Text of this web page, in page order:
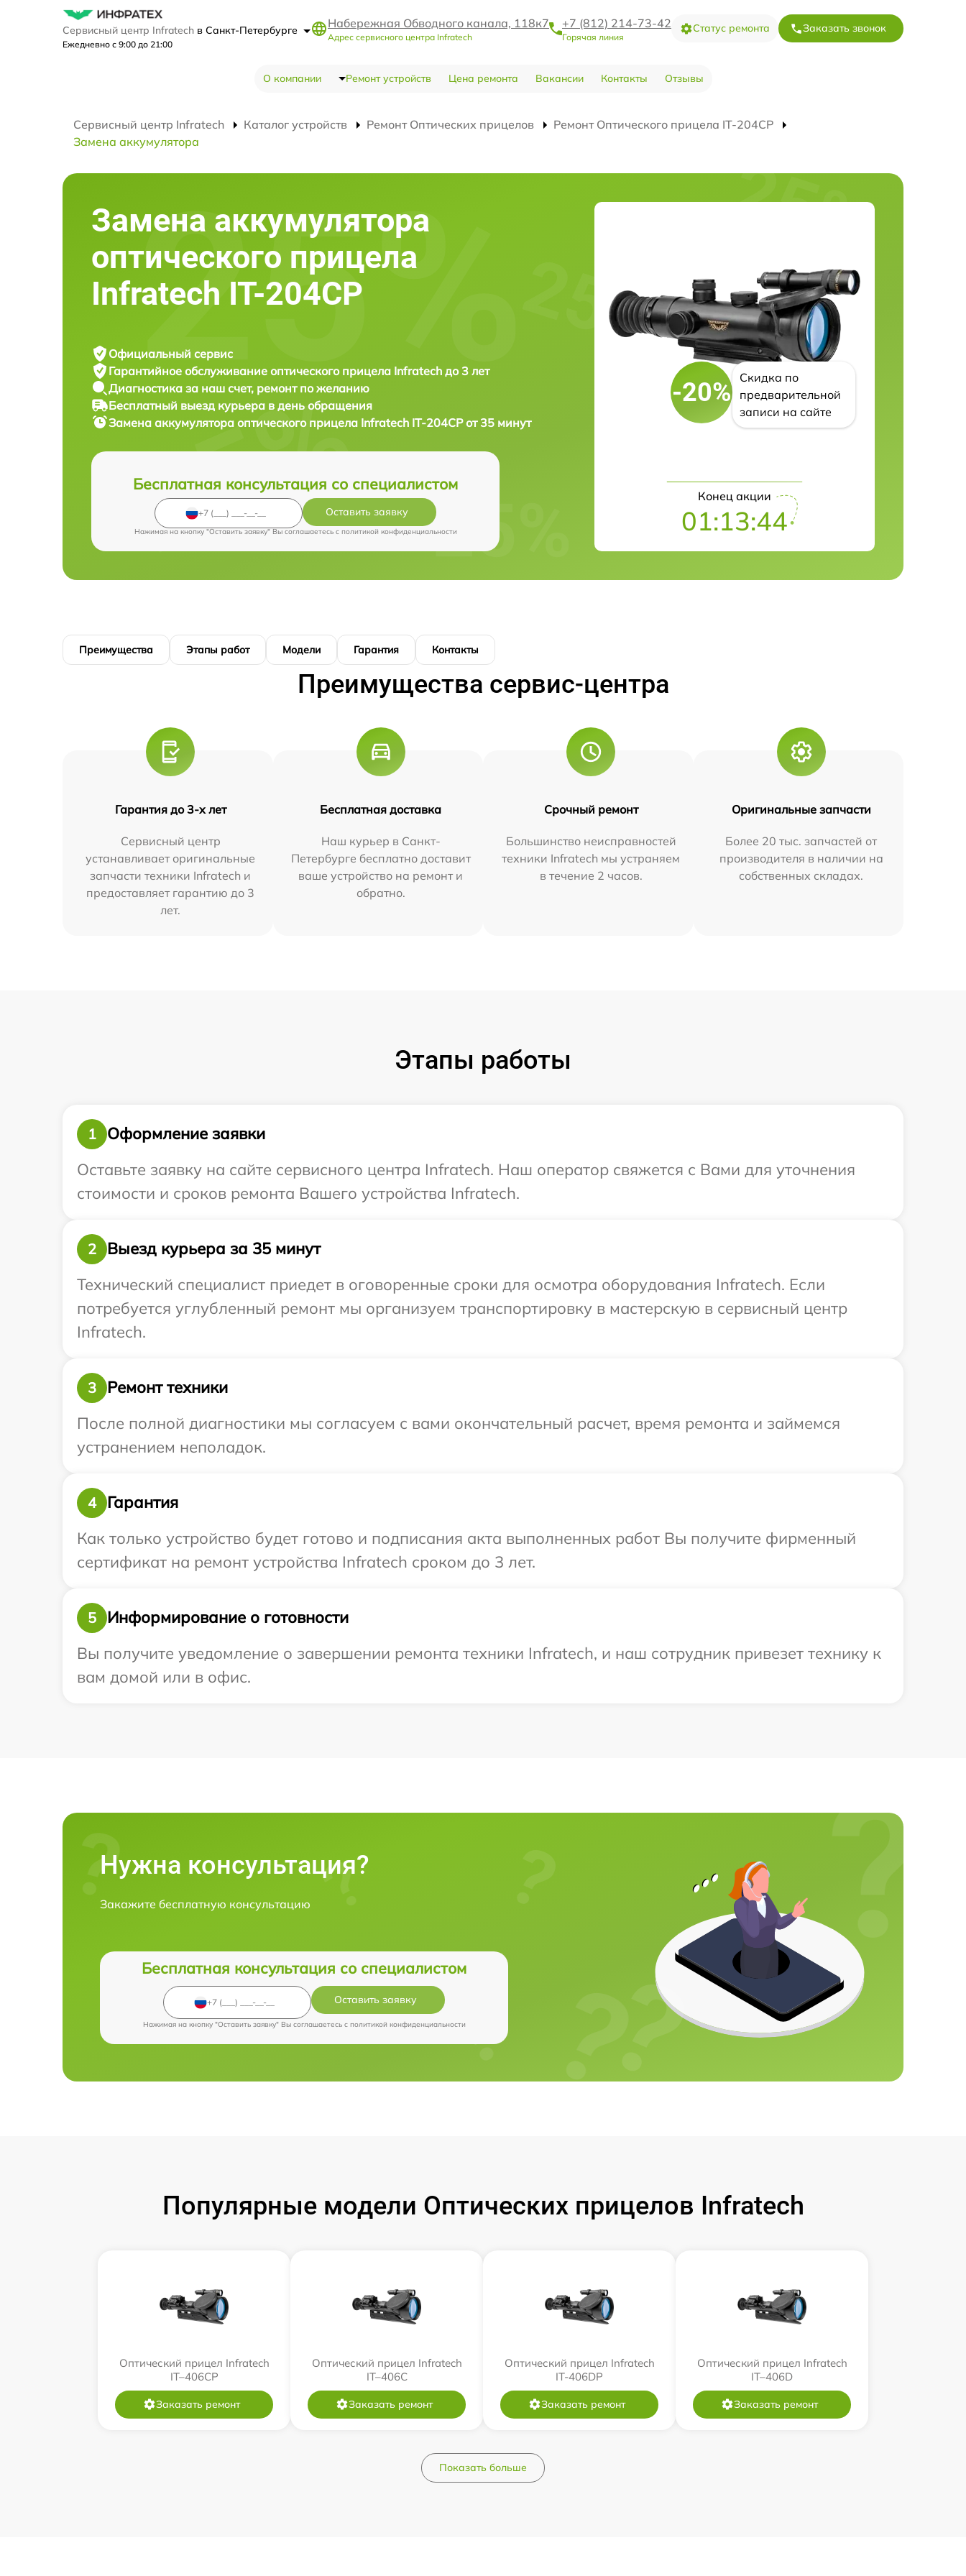
Сервисный центр Infratech в Санкт-Петербурге
Ежедневно с 9:00 до 21:00
Набережная Обводного канала, 118к7
Адрес сервисного центра Infratech
+7 (812) 214-73-42
Горячая линия
Статус ремонта Заказать звонок
О компании Ремонт устройств Цена ремонта Вакансии Контакты Отзывы
Сервисный центр Infratech Каталог устройств Ремонт Оптических прицелов
Ремонт Оптического прицела IT-204CP
Замена аккумулятора
Замена аккумулятора
оптического прицела
Infratech IT-204CP
Официальный сервис
Гарантийное обслуживание оптического прицела Infratech до 3 лет
Диагностика за наш счет, ремонт по желанию
Бесплатный выезд курьера в день обращения
Замена аккумулятора оптического прицела Infratech IT-204CP от 35 минут
Бесплатная консультация со специалистом
Оставить заявку
Нажимая на кнопку "Оставить заявку" Вы соглашаетесь c политикой конфиденциальности
-20%
Скидка по
предварительной
записи на сайте
Конец акции
01:13:43
Преимущества Этапы работ Модели Гарантия Контакты
Преимущества сервис-центра
Гарантия до 3-х лет
Сервисный центр
устанавливает оригинальные
запчасти техники Infratech и
предоставляет гарантию до 3
лет.
Бесплатная доставка
Наш курьер в Санкт-
Петербурге бесплатно доставит
ваше устройство на ремонт и
обратно.
Срочный ремонт
Большинство неисправностей
техники Infratech мы устраняем
в течение 2 часов.
Оригинальные запчасти
Более 20 тыс. запчастей от
производителя в наличии на
собственных складах.
Этапы работы
1
Оформление заявки
Оставьте заявку на сайте сервисного центра Infratech. Наш оператор свяжется с Вами для уточнения
стоимости и сроков ремонта Вашего устройства Infratech.
2
Выезд курьера за 35 минут
Технический специалист приедет в оговоренные сроки для осмотра оборудования Infratech. Если
потребуется углубленный ремонт мы организуем транспортировку в мастерскую в сервисный центр
Infratech.
3
Ремонт техники
После полной диагностики мы согласуем с вами окончательный расчет, время ремонта и займемся
устранением неполадок.
4
Гарантия
Как только устройство будет готово и подписания акта выполненных работ Вы получите фирменный
сертификат на ремонт устройства Infratech сроком до 3 лет.
5
Информирование о готовности
Вы получите уведомление о завершении ремонта техники Infratech, и наш сотрудник привезет технику к
вам домой или в офис.
Нужна консультация?
Закажите бесплатную консультацию
Бесплатная консультация со специалистом
Оставить заявку
Нажимая на кнопку "Оставить заявку" Вы соглашаетесь c политикой конфиденциальности
Популярные модели Оптических прицелов Infratech
Оптический прицел Infratech
IT–406СP
Заказать ремонт
Оптический прицел Infratech
IT–406С
Заказать ремонт
Оптический прицел Infratech
IT-406DP
Заказать ремонт
Оптический прицел Infratech
IT–406D
Заказать ремонт
Показать больше